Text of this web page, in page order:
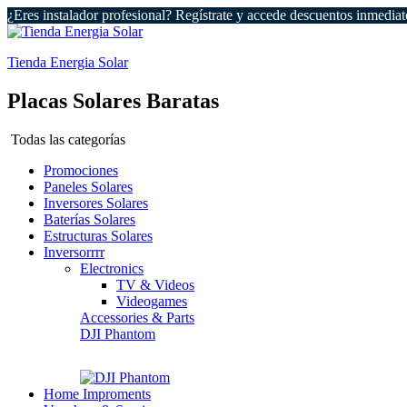
¿Eres instalador profesional? Regístrate y accede descuentos
Tienda Energia Solar
Placas Solares Baratas
Todas las categorías
Promociones
Paneles Solares
Inversores Solares
Baterías Solares
Estructuras Solares
Inversorrrr
Electronics
TV & Videos
Videogames
Accessories & Parts
DJI Phantom
Home Improments